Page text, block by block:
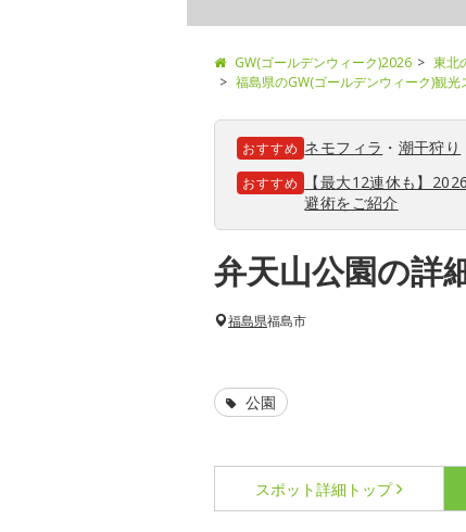
GW(ゴールデンウィーク)2026 東北
福島県のGW(ゴールデンウィーク)観光
おすすめ ネモフィラ ・ 潮干狩り
おすすめ
【最大12連休も】
避術をご紹介
弁天山公園の詳
福島県福島市
公園
スポット詳細 トップ